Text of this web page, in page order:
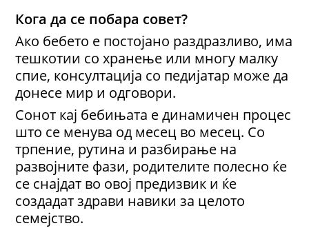
Кога да се побара совет?
Ако бебето е постојано раздразливо, има
тешкотии со хранење или многу малку
спие, консултација со педијатар може да
донесе мир и одговори.
Сонот кај бебињата е динамичен процес
што се менува од месец во месец. Со
трпение, рутина и разбирање на
развојните фази, родителите полесно ќе
се снајдат во овој предизвик и ќе
создадат здрави навики за целото
семејство.